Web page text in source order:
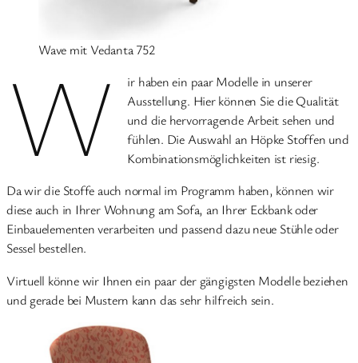
Wave mit Vedanta 752
W
ir haben ein paar Modelle in unserer
Ausstellung. Hier können Sie die Qualität
und die hervorragende Arbeit sehen und
fühlen. Die Auswahl an Höpke Stoffen und
Kombinationsmöglichkeiten ist riesig.
Da wir die Stoffe auch normal im Programm haben, können wir
diese auch in Ihrer Wohnung am Sofa, an Ihrer Eckbank oder
Einbauelementen verarbeiten und passend dazu neue Stühle oder
Sessel bestellen.
Virtuell könne wir Ihnen ein paar der gängigsten Modelle beziehen
und gerade bei Mustern kann das sehr hilfreich sein.